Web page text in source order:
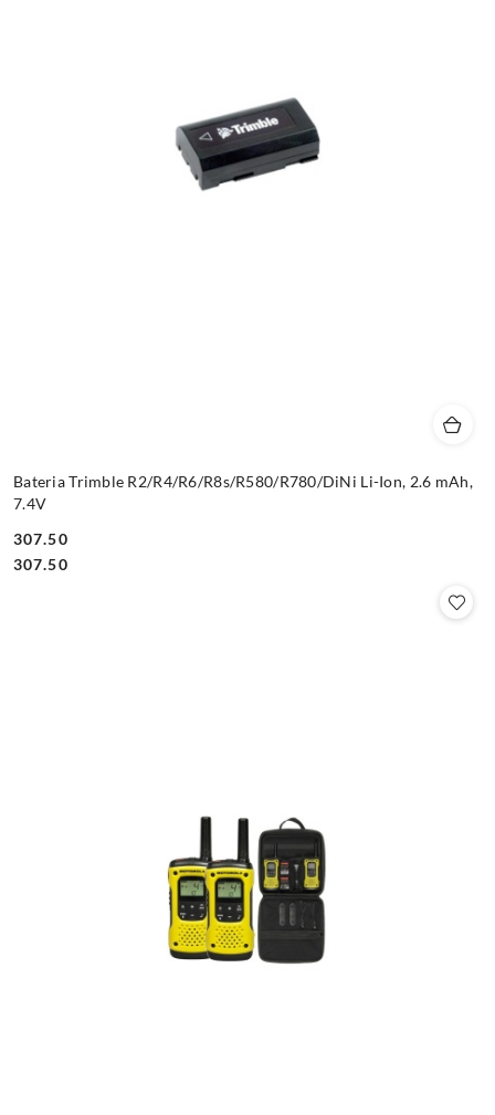
Bateria Trimble R2/R4/R6/R8s/R580/R780/DiNi Li-Ion, 2.6 mAh,
7.4V
Cena:
307.50
Cena:
307.50